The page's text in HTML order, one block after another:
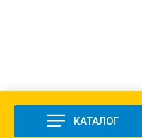
КАТАЛОГ